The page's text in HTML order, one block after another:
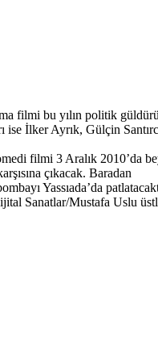
filmi bu yılın politik
ise İlker Ayrık, Gülçin
filmi 3 Aralık 2010’da
çıkacak. Baradan
Yassıada’da
Sanatlar/Mustafa Uslu